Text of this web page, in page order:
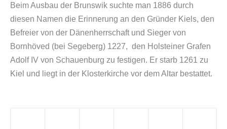
Beim Ausbau der Brunswik suchte man 1886 durch
diesen Namen die Erinnerung an den Gründer Kiels, den
Befreier von der Dänenherrschaft und Sieger von
Bornhöved (bei Segeberg) 1227, den Holsteiner Grafen
Adolf IV von Schauenburg zu festigen. Er starb 1261 zu
Kiel und liegt in der Klosterkirche vor dem Altar bestattet.